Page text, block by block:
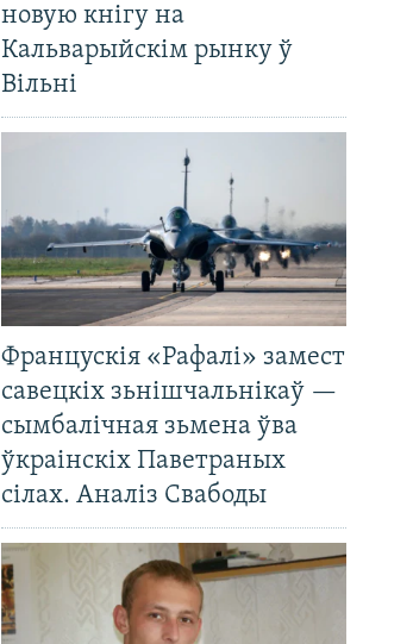
новую кнігу на
Кальварыйскім рынку ў
Вільні
Францускія «Рафалі» замест
савецкіх зьнішчальнікаў —
сымбалічная зьмена ўва
ўкраінскіх Паветраных
сілах. Аналіз Свабоды